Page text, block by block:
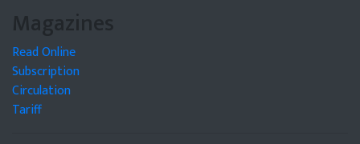
Magazines
Read Online
Subscription
Circulation
Tariff